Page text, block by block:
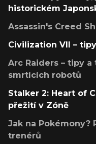
historickém
Assassin's Creed
Civilization VII –
Arc Raiders – tipy
smrtících robotů
Stalker 2: Heart of
přežití v Zóně
Jak na Pokémony?
trenérů